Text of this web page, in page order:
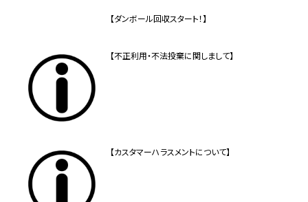
【ダンボール回収スタート！】
【不正利用・不法投棄に関しまして】
【カスタマーハラスメントについて】